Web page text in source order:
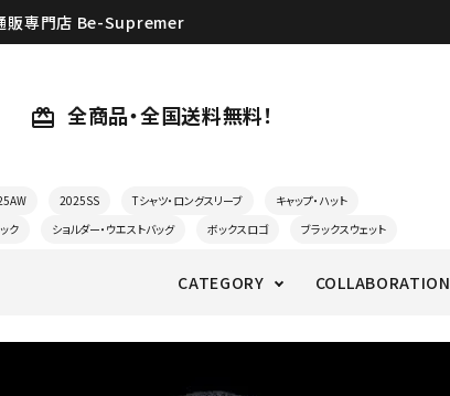
販専門店 Be-Supremer
card_giftcard 全商品・全国送料無料！
2025SS Tシャツ・ロングスリーブ
キャップ・ハット
ク
ショルダー・ウエストバッグ ボックスロゴ ブラックスウェット
CATEGORY